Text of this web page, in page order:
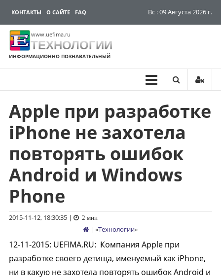
КОНТАКТЫ О САЙТЕ FAQ Вс : 09 Августа 2026 г.
www.uefima.ru
ТЕХНОЛОГИИ
ИНФОРМАЦИОННО ПОЗНАВАТЕЛЬНЫЙ
Перейти
содержимому
Apple при разработке
iPhone не захотела
повторять ошибок
Android и Windows
Phone
2015-11-12, 18:30:35| 2 мин
| «Технологии»
12-11-2015: UEFIMA.RU: Компания Apple при
разработке своего детища, именуемый как iPhone,
ни в какую не захотела повторять ошибок Android и